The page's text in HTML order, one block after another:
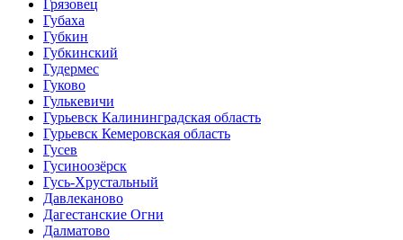
Грязовец
Губаха
Губкин
Губкинский
Гудермес
Гуково
Гулькевичи
Гурьевск Калининградская область
Гурьевск Кемеровская область
Гусев
Гусиноозёрск
Гусь-Хрустальный
Давлеканово
Дагестанские Огни
Далматово